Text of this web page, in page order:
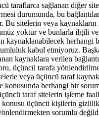
taraflarca sağlanan diğer
durumunda, bu
Bu sitelerin veya
yoktur ve bunlarla ilgili
kaynaklanabilecek herhangi
kabul etmiyoruz.
kaynaklara verilen
üçüncü tarafa
veya üçüncü taraf
konusunda herhangi bir
taraf sitelerin işleme
konusu üçüncü kişilerin
sorumlu